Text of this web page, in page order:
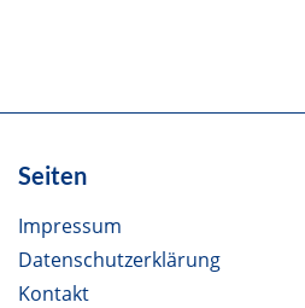
Seiten
Impressum
Datenschutzerklärung
Kontakt